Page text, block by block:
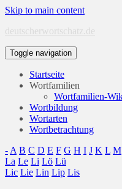
Skip to main content
deutscherwortschatz.de
Toggle navigation
Startseite
Wortfamilien
Wortfamilien-
Wortbildung
Wortarten
Wortbetrachtung
- A B C D E F G H I J K L M
La Le Li Lö Lü
Lic Lie Lin Lip Lis